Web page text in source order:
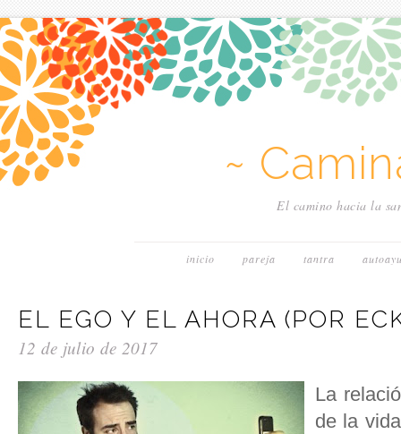
~
El camino hacia la
inicio pareja tantra
EL EGO Y EL AHORA (POR
12 de julio de 2017
La
de la